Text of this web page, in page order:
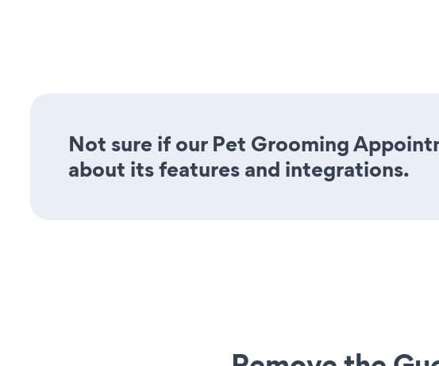
Not sure if our Pet Grooming
about its features and integrations.